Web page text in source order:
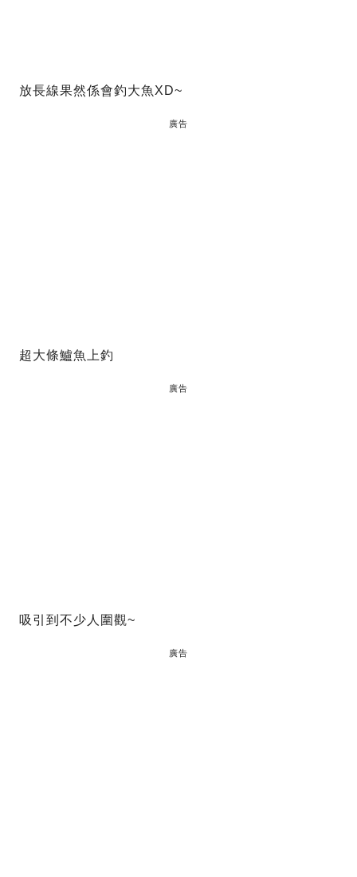
放長線果然係會釣大魚XD~
廣告
超大條鱸魚上釣
廣告
吸引到不少人圍觀~
廣告